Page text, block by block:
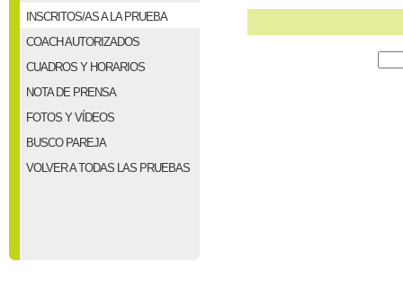
INSCRITOS/AS A LA PRUEBA
COACH AUTORIZADOS
CUADROS Y HORARIOS
NOTA DE PRENSA
FOTOS Y VÍDEOS
BUSCO PAREJA
VOLVER A TODAS LAS PRUEBAS